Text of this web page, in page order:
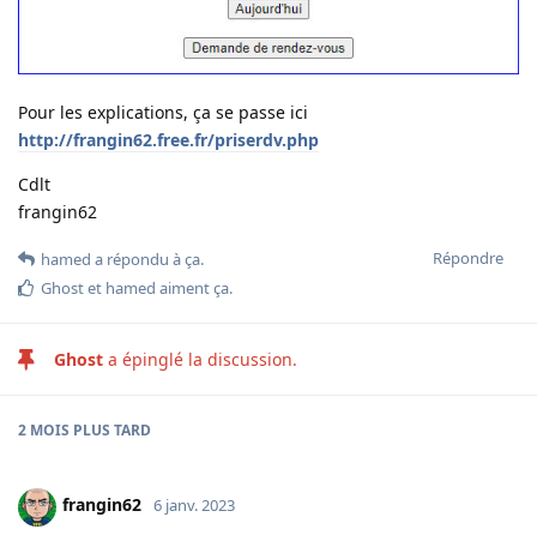
Pour les explications, ça se passe ici
http://frangin62.free.fr/priserdv.php
Cdlt
frangin62
Répondre
hamed a répondu à ça.
Ghostet hamed aiment ça.
Ghost a épinglé la discussion.
2 MOIS PLUS TARD
frangin62 6 janv. 2023